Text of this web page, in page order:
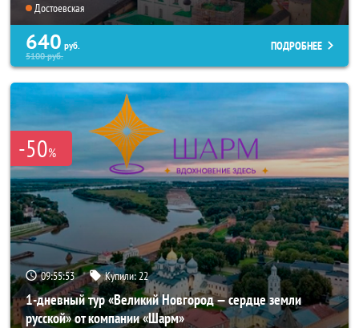
Достоевская
640 руб.
5100руб.
ПОДРОБНЕЕ
-50%
09:55:52 Купили: 22
1-дневный тур «Великий Новгород — сердце земли
русской» от компании «Шарм»